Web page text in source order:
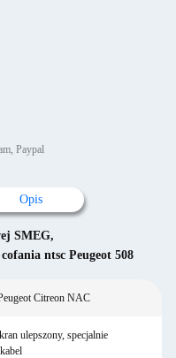
Paypal
Opis
SMEG,
ntsc Peugeot 508
Citreon NAC
ulepszony, specjalnie